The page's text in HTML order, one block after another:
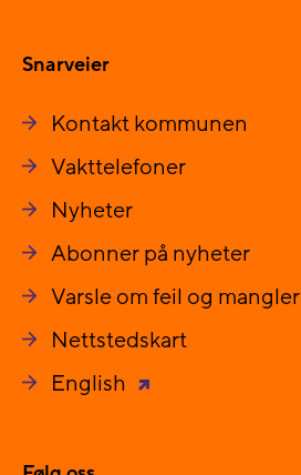
Snarveier
Kontakt kommunen
Vakttelefoner
Nyheter
Abonner på nyheter
Varsle om feil og mangler
Nettstedskart
English